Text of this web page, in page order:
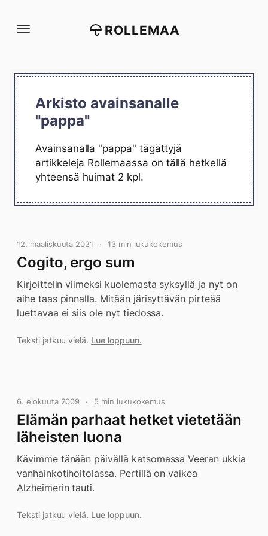
suoraan
ROLLEMAA
Arkisto avainsanalle
"pappa"
Avainsanalla "pappa" tägättyjä
artikkeleja Rollemaassa on tällä hetkellä
yhteensä huimat 2 kpl.
12. maaliskuuta 2021 13 min lukukokemus
Cogito, ergo sum
Kirjoittelin viimeksi kuolemasta syksyllä ja nyt on
aihe taas pinnalla. Mitään järisyttävän pirteää
luettavaa ei siis ole nyt tiedossa.
Teksti jatkuu vielä. Lue loppuun.
6. elokuuta 2009 5 min lukukokemus
Elämän parhaat hetket vietetään
läheisten luona
Kävimme tänään päivällä katsomassa Veeran ukkia
vanhainkotihoitolassa. Pertillä on vaikea
Alzheimerin tauti.
Teksti jatkuu vielä. Lue loppuun.